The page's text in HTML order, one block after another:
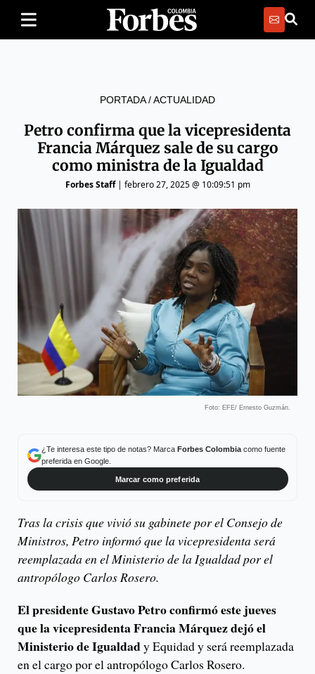
PORTADA/ACTUALIDAD
Petro confirma que la vicepresidenta
Francia Márquez sale de su cargo
como ministra de la Igualdad
Forbes Staff| febrero 27, 2025 @ 10:09:51 pm
Foto: EFE/ Ernesto Guzmán.
¿Te interesa este tipo de notas? Marca Forbes Colombiacomo fuente
preferida en Google.
Marcar como preferida
Tras la crisis que vivió su gabinete por el Consejo de
Ministros, Petro informó que la vicepresidenta será
reemplazada en el Ministerio de la Igualdad por el
antropólogo Carlos Rosero.
El presidente Gustavo Petro confirmó este jueves
que la vicepresidenta Francia Márquez dejó el
Ministerio de Igualdady Equidad y será reemplazada
en el cargo por el antropólogo Carlos Rosero.